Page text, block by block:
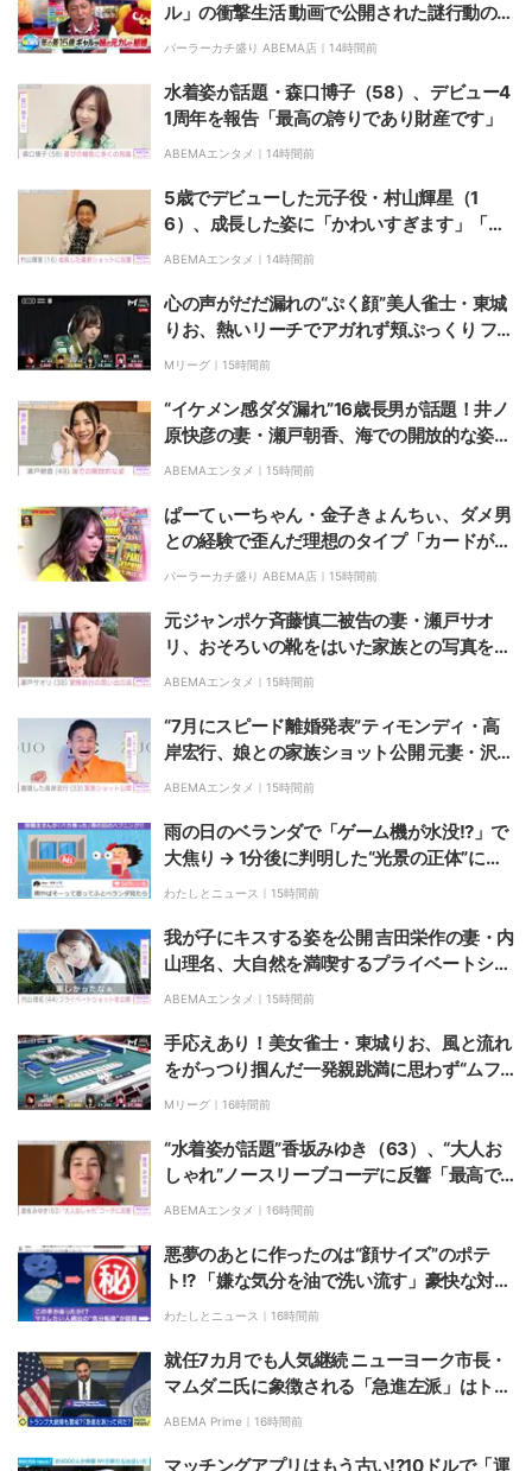
ル」の衝撃生活 動画で公開された謎行動の
数々
パーラーカチ盛り ABEMA店｜ 14時間前
水着姿が話題・森口博子（58）、デビュー4
1周年を報告「最高の誇りであり財産です」
ABEMAエンタメ｜ 14時間前
5歳でデビューした元子役・村山輝星（1
6）、成長した姿に「かわいすぎます」「と
てもステキです」などの反響
ABEMAエンタメ｜ 14時間前
心の声がだだ漏れの“ぷく顔”美人雀士・東城
りお、熱いリーチでアガれず頬ぷっくり ファ
ンには大好評「可愛すぎる」「表情管理も怠
Mリーグ｜ 15時間前
“イケメン感ダダ漏れ”16歳長男が話題！井ノ
原快彦の妻・瀬戸朝香、海での開放的な姿を
公開「いつか行った海…」
ABEMAエンタメ｜ 15時間前
ぱーてぃーちゃん・金子きょんちぃ、ダメ男
との経験で歪んだ理想のタイプ「カードが作
れる。ローン審査が通る。人にお金を借りな
パーラーカチ盛り ABEMA店｜ 15時間前
元ジャンポケ斉藤慎二被告の妻・瀬戸サオ
リ、おそろいの靴をはいた家族との写真を披
露
ABEMAエンタメ｜ 15時間前
“7月にスピード離婚発表”ティモンディ・高
岸宏行、娘との家族ショット公開 元妻・沢井
美優は「目の下に熊さんが」
ABEMAエンタメ｜ 15時間前
雨の日のベランダで「ゲーム機が水没!?」で
大焦り → 1分後に判明した“光景の正体”に
「他人の物でも焦る」「完全に見間違える」
わたしとニュース｜ 15時間前
我が子にキスする姿を公開 吉田栄作の妻・内
山理名、大自然を満喫するプライベートショ
ットを公開
ABEMAエンタメ｜ 15時間前
手応えあり！美女雀士・東城りお、風と流れ
をがっつり掴んだ一発親跳満に思わず“ムフ
フ顔”な瞬間「でかいよこれは」／麻雀・M
Mリーグ｜ 16時間前
“水着姿が話題”香坂みゆき（63）、“大人お
しゃれ”ノースリーブコーデに反響「最高で
ございます！」「綺麗でステキ」
ABEMAエンタメ｜ 16時間前
悪夢のあとに作ったのは“顔サイズ”のポテ
ト!? 「嫌な気分を油で洗い流す」豪快な対処
法の結果「全部どうでも良くなった」!?「最
わたしとニュース｜ 16時間前
就任7カ月でも人気継続 ニューヨーク市長・
マムダニ氏に象徴される「急進左派」はトラ
ンプ氏を脅かすのか 専門家「学生が『資本主
ABEMA Prime｜ 16時間前
マッチングアプリはもう古い!?10ドルで「運